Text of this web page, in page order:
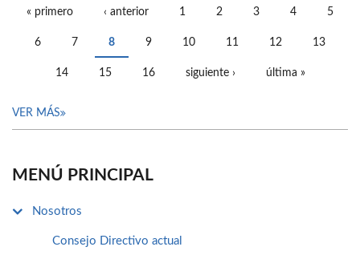
« primero ‹ anterior 1 2 3 4 5
6 7 8 9 10 11 12 13
14 15 16 siguiente › última »
VER MÁS
MENÚ PRINCIPAL
Nosotros
Consejo Directivo actual